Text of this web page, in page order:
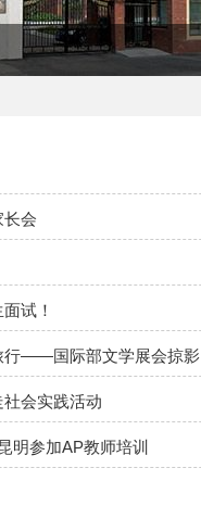
会
试！
行——国际部文学展会掠影
会实践活动
明参加AP教师培训